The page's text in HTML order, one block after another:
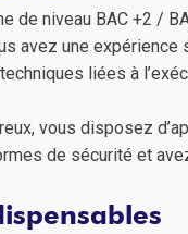
de niveau BAC +2 /
avez une
liées à
vous disposez
de sécurité et